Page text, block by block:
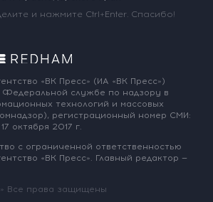
и нажмите Ctrl+Enter. Спасибо!
«ВК Пресс» (ИА «ВК Пресс»)
Федеральной службе по надзору в
технологий и массовых
регистрационный номер СМИ:
октября 2017 г.
с ограниченной ответственностью
«ВК Пресс». Главный редактор —
Все права защищены